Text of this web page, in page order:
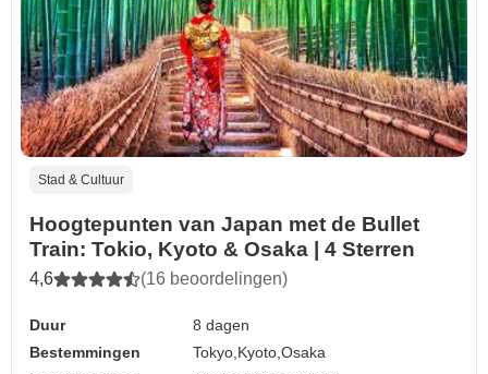
Stad & Cultuur
Hoogtepunten van Japan met de Bullet
Train: Tokio, Kyoto & Osaka | 4 Sterren
4,6 (16 beoordelingen)
Duur
8 dagen
Bestemmingen
Tokyo, Kyoto,Osaka